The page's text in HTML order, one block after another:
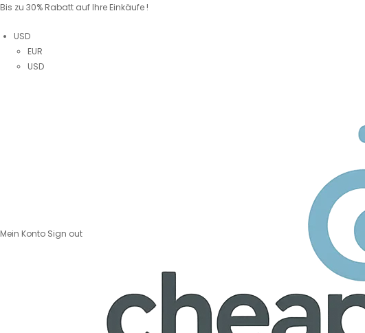
Bis zu 30% Rabatt auf Ihre Einkäufe !
USD
EUR
USD
Mein Konto Sign out